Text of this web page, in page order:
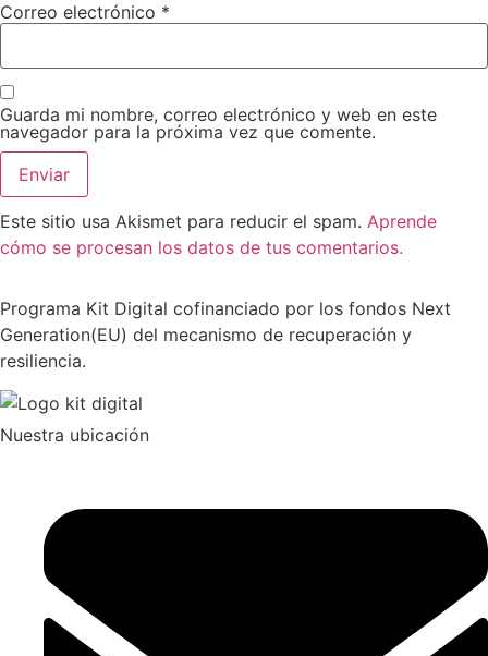
Correo electrónico *
Guarda mi nombre, correo electrónico y web en este
navegador para la próxima vez que comente.
Este sitio usa Akismet para reducir el spam. Aprende
cómo se procesan los datos de tus comentarios.
Programa Kit Digital cofinanciado por los fondos Next
Generation(EU) del mecanismo de recuperación y
resiliencia.
Nuestra ubicación